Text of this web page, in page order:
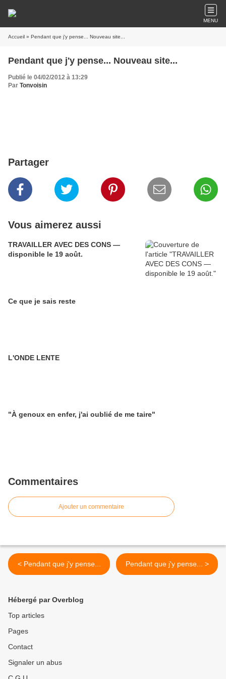
MENU
Accueil » Pendant que j'y pense... Nouveau site...
Pendant que j'y pense... Nouveau site...
Publié le 04/02/2012 à 13:29
Par Tonvoisin
Partager
Vous aimerez aussi
TRAVAILLER AVEC DES CONS —
disponible le 19 août.
Ce que je sais reste
L'ONDE LENTE
"À genoux en enfer, j'ai oublié de me taire"
Commentaires
Ajouter un commentaire
< Pendant que j'y pense... Pendant que j'y pense... >
Hébergé par Overblog
Top articles
Pages
Contact
Signaler un abus